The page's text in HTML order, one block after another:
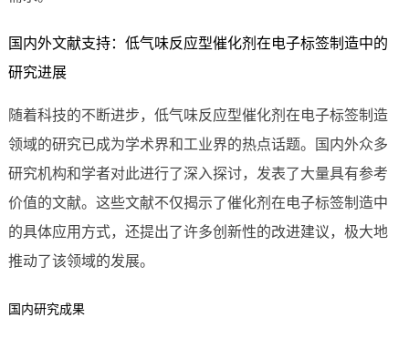
国内外文献支持：低气味反应型催化剂在电子标签制造中的
研究进展
随着科技的不断进步，低气味反应型催化剂在电子标签制造
领域的研究已成为学术界和工业界的热点话题。国内外众多
研究机构和学者对此进行了深入探讨，发表了大量具有参考
价值的文献。这些文献不仅揭示了催化剂在电子标签制造中
的具体应用方式，还提出了许多创新性的改进建议，极大地
推动了该领域的发展。
国内研究成果